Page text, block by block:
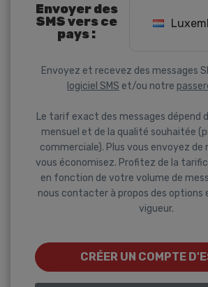
Envoyer des
SMS vers ce
pays :
Envoyez et recevez des messages
logiciel SMS et/ou notre
Le tarif exact des messages dépend
mensuel et de la qualité souhaitée
commerciale). Plus vous envoyez de
vous économisez. Profitez de la
en fonction de votre volume de
nous contacter à propos des options
vigueur.
CRÉER UN COMPTE